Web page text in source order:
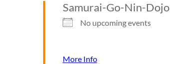
Samurai-Go-Nin-Dojo
No upcoming events
More Info